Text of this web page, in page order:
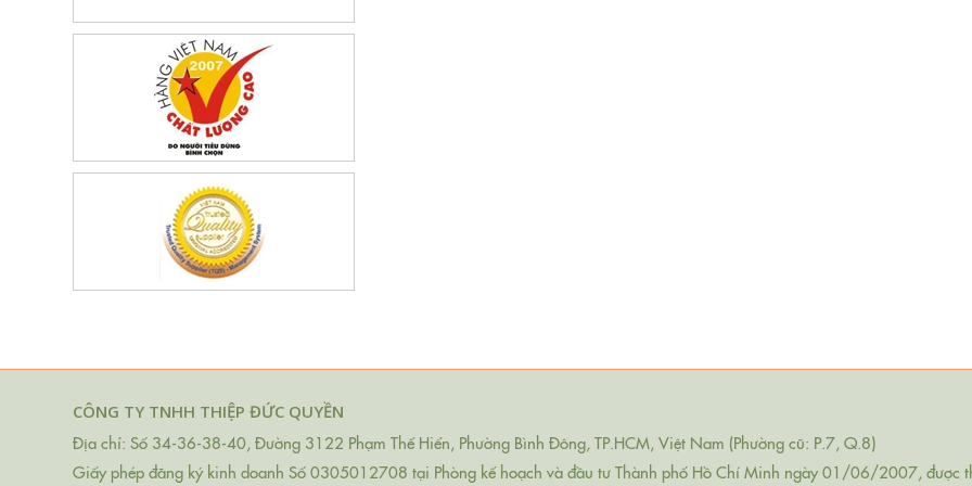
CÔNG TY TNHH THIỆP ĐỨC QUYỀN
Địa chỉ: Số 34-36-38-40, Đường 3122 Phạm Thế Hiển, Phường Bình Đông, TP.HCM, Việt Nam (Phường cũ: P.7, Q.8)
Giấy phép đăng ký kinh doanh Số 0305012708 tại Phòng kế hoạch và đầu tư Thành phố Hồ Chí Minh ngày 01/06/2007,